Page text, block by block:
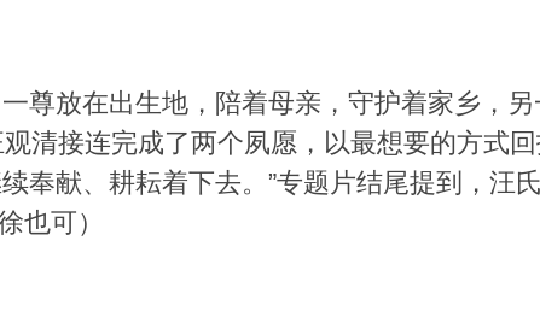
尊放在出生地，陪着母亲，守护着家乡，
清接连完成了两个夙愿，以最想要的方式
奉献、耕耘着下去。”专题片结尾提到，汪
也可）